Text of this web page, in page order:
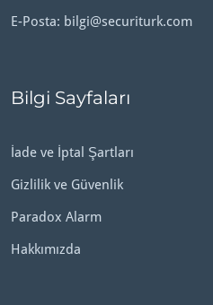
E-Posta: bilgi@securiturk.com
Bilgi Sayfaları
İade ve İptal Şartları
Gizlilik ve Güvenlik
Paradox Alarm
Hakkımızda